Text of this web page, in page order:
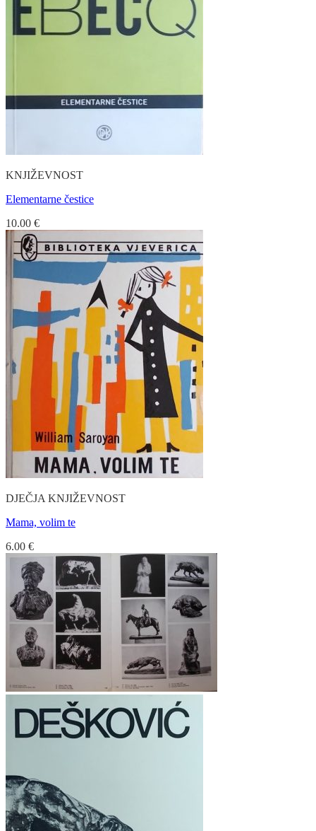
KNJIŽEVNOST
Elementarne čestice
10.00 €
DJEČJA KNJIŽEVNOST
Mama, volim te
6.00 €